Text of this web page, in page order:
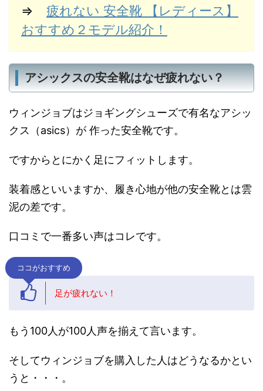
⇒ 疲れない 安全靴 【レディース】
おすすめ２モデル紹介！
アシックスの安全靴はなぜ疲れない？
ウィンジョブはジョギングシューズで有名なアシッ
クス（asics）が 作った安全靴です。
ですからとにかく足にフィットします。
装着感といいますか、履き心地が他の安全靴とは雲
泥の差です。
口コミで一番多い声はコレです。
ココがおすすめ
足が疲れない！
もう100人が100人声を揃えて言います。
そしてウィンジョブを購入した人はどうなるかとい
うと・・・。